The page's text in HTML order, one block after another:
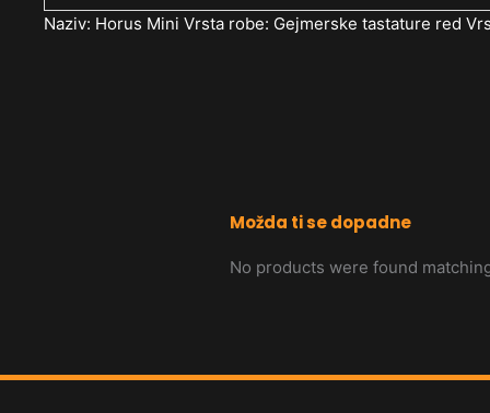
Naziv: Horus Mini Vrsta robe: Gejmerske tastature red
Možda ti se dopadne
No products were found